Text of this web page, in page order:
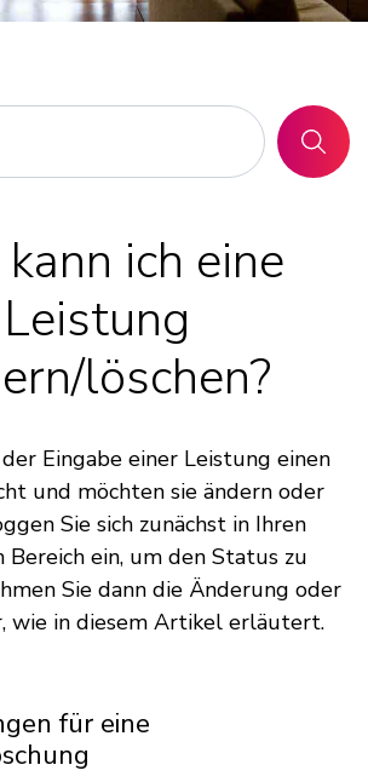
SUCHEN
ich eine
Leistung
löschen?
Eingabe einer Leistung einen
und möchten sie ändern oder
Sie sich zunächst in Ihren
Bereich ein, um den Status zu
Sie dann die Änderung oder
wie in diesem Artikel erläutert.
für eine